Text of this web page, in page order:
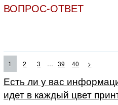
ВОПРОС-ОТВЕТ
1 2 3 ... 39 40 >
Есть ли у вас
идет в каждый цвет